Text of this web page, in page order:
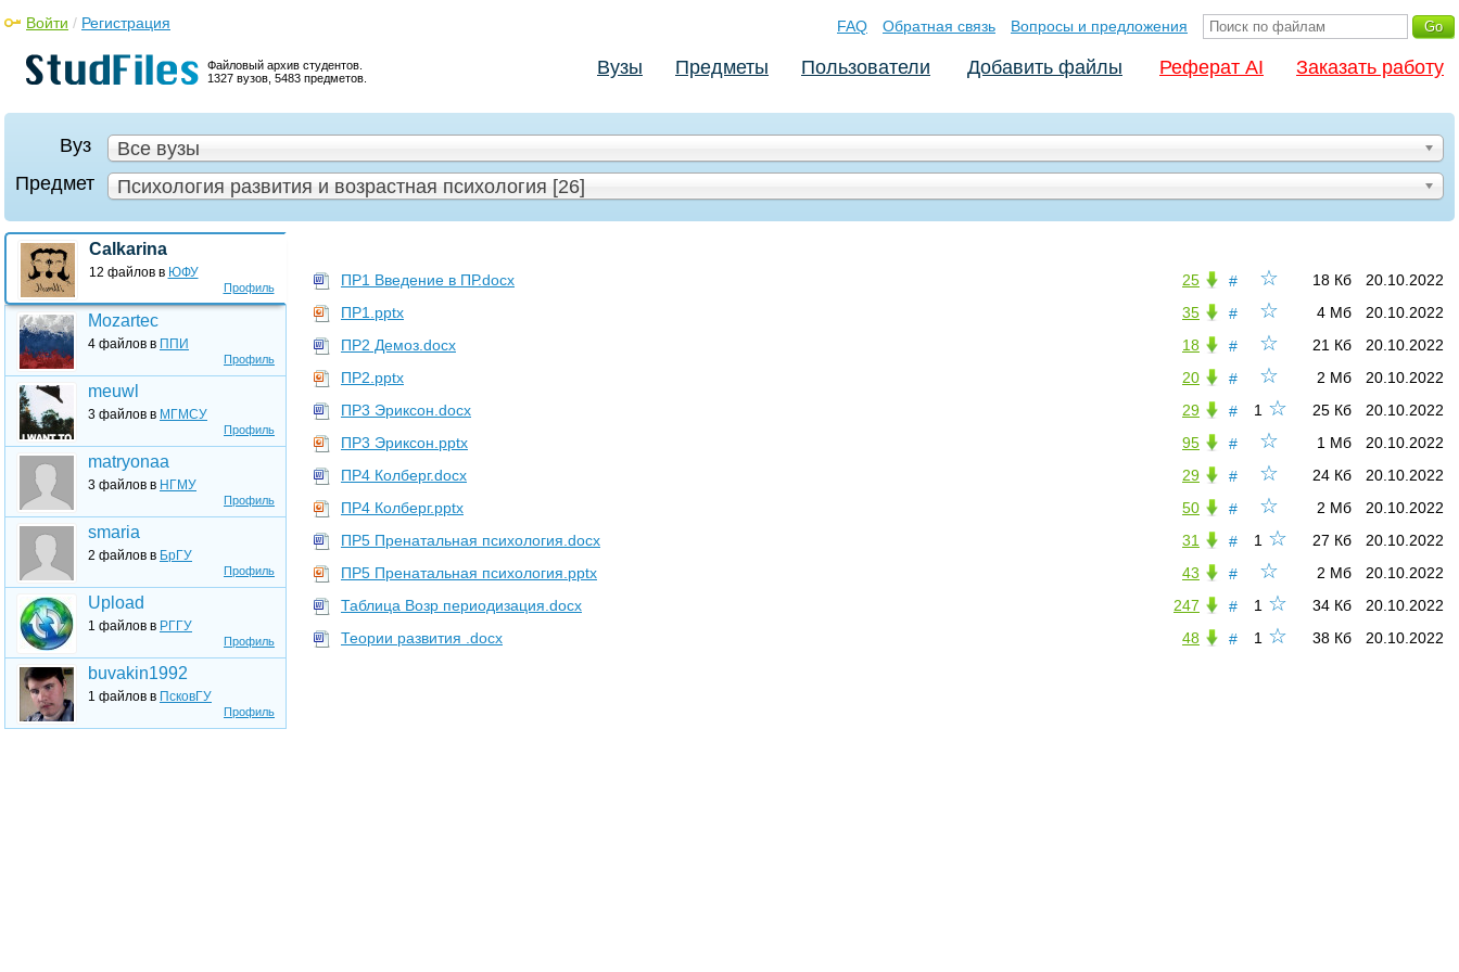
Файловый архив студентов.
1327 вузов, 5483 предметов.
Войти / Регистрация FAQ Обратная связь Вопросы и предложения
Вузы Предметы Пользователи Добавить файлы Реферат AI Заказать работу
Вуз
Все вузы
Предмет
Психология развития и возрастная психология [26]
Профиль
Calkarina
12 файлов в ЮФУ
Профиль
Mozartec
4 файлов в ППИ
Профиль
meuwl
3 файлов в МГМСУ
Профиль
matryonaa
3 файлов в НГМУ
Профиль
smaria
2 файлов в БрГУ
Профиль
Upload
1 файлов в РГГУ
Профиль
buvakin1992
1 файлов в ПсковГУ
☆
# 20.10.2022
18 Кб
25
ПР1 Введение в ПР.docx
☆
# 20.10.2022
4 Мб
35
ПР1.pptx
☆
# 20.10.2022
21 Кб
18
ПР2 Демоз.docx
☆
# 20.10.2022
2 Мб
20
ПР2.pptx
1 ☆
# 20.10.2022
25 Кб
29
ПР3 Эриксон.docx
☆
# 20.10.2022
1 Мб
95
ПР3 Эриксон.pptx
☆
# 20.10.2022
24 Кб
29
ПР4 Колберг.docx
☆
# 20.10.2022
2 Мб
50
ПР4 Колберг.pptx
1 ☆
# 20.10.2022
27 Кб
31
ПР5 Пренатальная психология.docx
☆
# 20.10.2022
2 Мб
43
ПР5 Пренатальная психология.pptx
1 ☆
# 20.10.2022
34 Кб
247
Таблица Возр периодизация.docx
1 ☆
# 20.10.2022
38 Кб
48
Теории развития .docx